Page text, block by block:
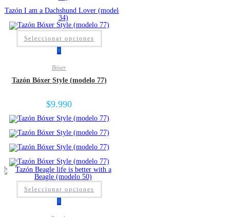
Seleccionar opciones
Bóxer
Tazón Bóxer Style (modelo 77)
$9.990
Seleccionar opciones